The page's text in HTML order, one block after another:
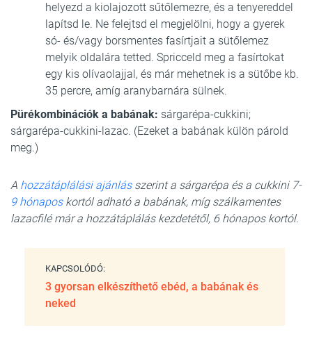
helyezd a kiolajozott sűtőlemezre, és a tenyereddel
lapítsd le. Ne felejtsd el megjelölni, hogy a gyerek
só- és/vagy borsmentes fasírtjait a sütőlemez
melyik oldalára tetted. Spricceld meg a fasírtokat
egy kis olívaolajjal, és már mehetnek is a sütőbe kb.
35 percre, amíg aranybarnára sülnek.
Pürékombinációk a babának: sárgarépa-cukkini;
sárgarépa-cukkini-lazac. (Ezeket a babának külön párold
meg.)
A hozzátáplálási ajánlásszerint a sárgarépa és a cukkini 7-
9 hónaposkortól adható a babának, míg szálkamentes
lazacfilé már a hozzátáplálás kezdetétől, 6 hónapos kortól.
KAPCSOLÓDÓ:
3 gyorsan elkészíthető ebéd, a babának és
neked